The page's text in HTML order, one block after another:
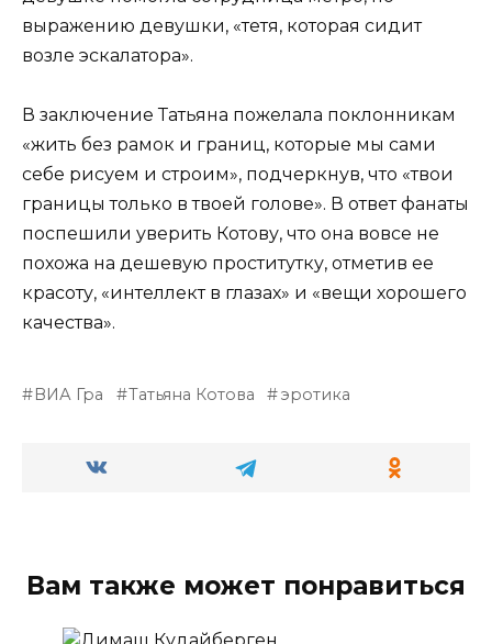
выражению девушки, «тетя, которая сидит
возле эскалатора».
В заключение Татьяна пожелала поклонникам
«жить без рамок и границ, которые мы сами
себе рисуем и строим», подчеркнув, что «твои
границы только в твоей голове». В ответ фанаты
поспешили уверить Котову, что она вовсе не
похожа на дешевую проститутку, отметив ее
красоту, «интеллект в глазах» и «вещи хорошего
качества».
ВИА Гра Татьяна Котова эротика
Вам также может понравиться